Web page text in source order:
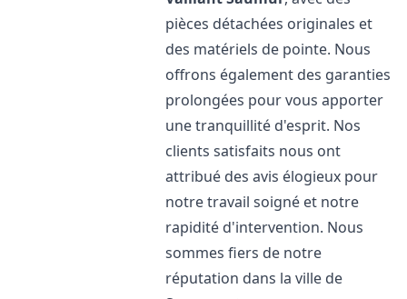
pièces détachées originales et
des matériels de pointe. Nous
offrons également des garanties
prolongées pour vous apporter
une tranquillité d'esprit. Nos
clients satisfaits nous ont
attribué des avis élogieux pour
notre travail soigné et notre
rapidité d'intervention. Nous
sommes fiers de notre
réputation dans la ville de